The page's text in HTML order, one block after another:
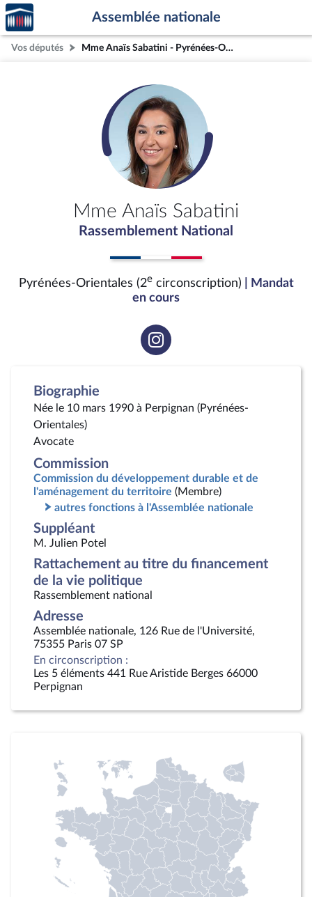
Aller au contenu
Aller en bas de la page
Accèder
à la
page
d'accueil
Assemblée nationale
Vos députés Mme Anaïs Sabatini - Pyrénées-Orientales (2e circonscription)
Mme Anaïs Sabatini
Rassemblement National
Pyrénées-Orientales (2ecirconscription)
| Mandat
en cours
Voir
la
Biographie
Née le 10 mars 1990 à Perpignan (Pyrénées-
Orientales)
Avocate
Commission
Commission du développement durable et de
l'aménagement du territoire (Membre)
autres fonctions à l'Assemblée nationale
Suppléant
M. Julien Potel
Rattachement au titre du financement
de la vie politique
Rassemblement national
Adresse
Assemblée nationale, 126 Rue de l'Université,
75355 Paris 07 SP
En circonscription :
Les 5 éléments 441 Rue Aristide Berges 66000
Perpignan